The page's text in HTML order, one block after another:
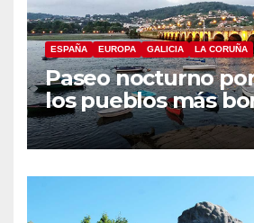
ESPAÑA EUROPA GALICIA LA CORUÑA
Paseo nocturno
los pueblos más
Coruña,